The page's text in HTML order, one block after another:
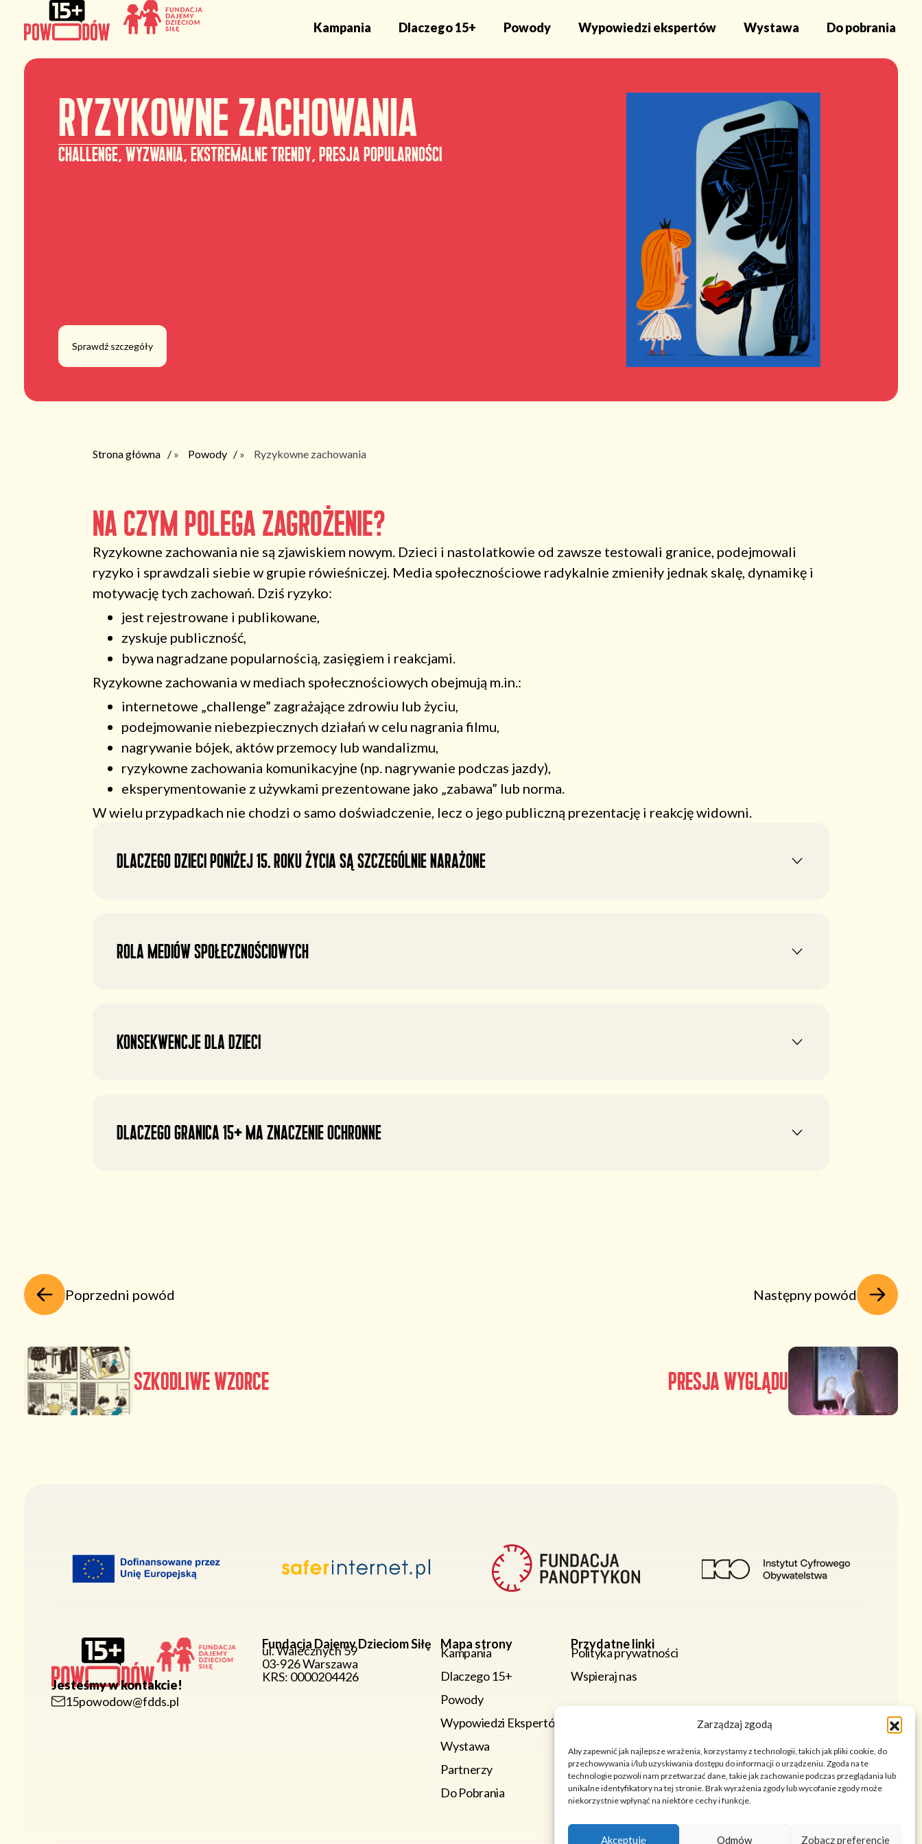
Zarządzaj zgodą
Aby zapewnić jak najlepsze wrażenia, korzystamy z technologii, takich jak pliki cookie, do
przechowywania i/lub uzyskiwania dostępu do informacji o urządzeniu. Zgoda na te
technologie pozwoli nam przetwarzać dane, takie jak zachowanie podczas przeglądania lub
unikalne identyfikatory na tej stronie. Brak wyrażenia zgody lub wycofanie zgody może
niekorzystnie wpłynąć na niektóre cechy i funkcje.
Akceptuję Odmów Zobacz preferencje
Kampania Dlaczego 15+ Powody Wypowiedzi ekspertów Wystawa Do pobrania
Ryzykowne zachowania
challenge, wyzwania, ekstremalne trendy, presja popularności
Sprawdź szczegóły
Strona główna » Powody » Ryzykowne zachowania
Na czym polega zagrożenie?
Ryzykowne zachowania nie są zjawiskiem nowym. Dzieci i nastolatkowie od zawsze testowali granice, podejmowali
ryzyko i sprawdzali siebie w grupie rówieśniczej. Media społecznościowe radykalnie zmieniły jednak skalę, dynamikę i
motywację tych zachowań. Dziś ryzyko:
jest rejestrowane i publikowane,
zyskuje publiczność,
bywa nagradzane popularnością, zasięgiem i reakcjami.
Ryzykowne zachowania w mediach społecznościowych obejmują m.in.:
internetowe „challenge” zagrażające zdrowiu lub życiu,
podejmowanie niebezpiecznych działań w celu nagrania filmu,
nagrywanie bójek, aktów przemocy lub wandalizmu,
ryzykowne zachowania komunikacyjne (np. nagrywanie podczas jazdy),
eksperymentowanie z używkami prezentowane jako „zabawa” lub norma.
W wielu przypadkach nie chodzi o samo doświadczenie, lecz o jego publiczną prezentację i reakcję widowni.
Dlaczego dzieci poniżej 15. roku życia są szczególnie narażone
Rola mediów społecznościowych
Konsekwencje dla dzieci
Dlaczego granica 15+ ma znaczenie ochronne
Poprzedni powód
Szkodliwe wzorce
Następny powód
Presja wyglądu
Jesteśmy w kontakcie!
15powodow@fdds.pl
Fundacja Dajemy Dzieciom Siłę
ul. Walecznych 59
03-926 Warszawa
KRS: 0000204426
Mapa strony
Kampania
Dlaczego 15+
Powody
Wypowiedzi Ekspertów
Wystawa
Partnerzy
Do Pobrania
Przydatne linki
Polityka prywatności
Wspieraj nas